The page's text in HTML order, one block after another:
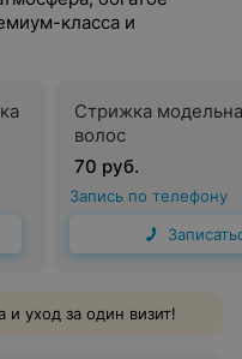
класса и
Стрижка
волос
70 руб.
Запись по телефону
и уход за один визит!